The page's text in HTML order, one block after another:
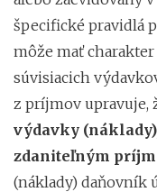
špecifické pravidlá
môže mať
súvisiacich
z príjmov upravuje,
výdavky
zdaniteľným
(náklady) daňovník